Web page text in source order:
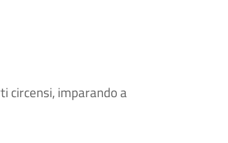
circensi, imparando a